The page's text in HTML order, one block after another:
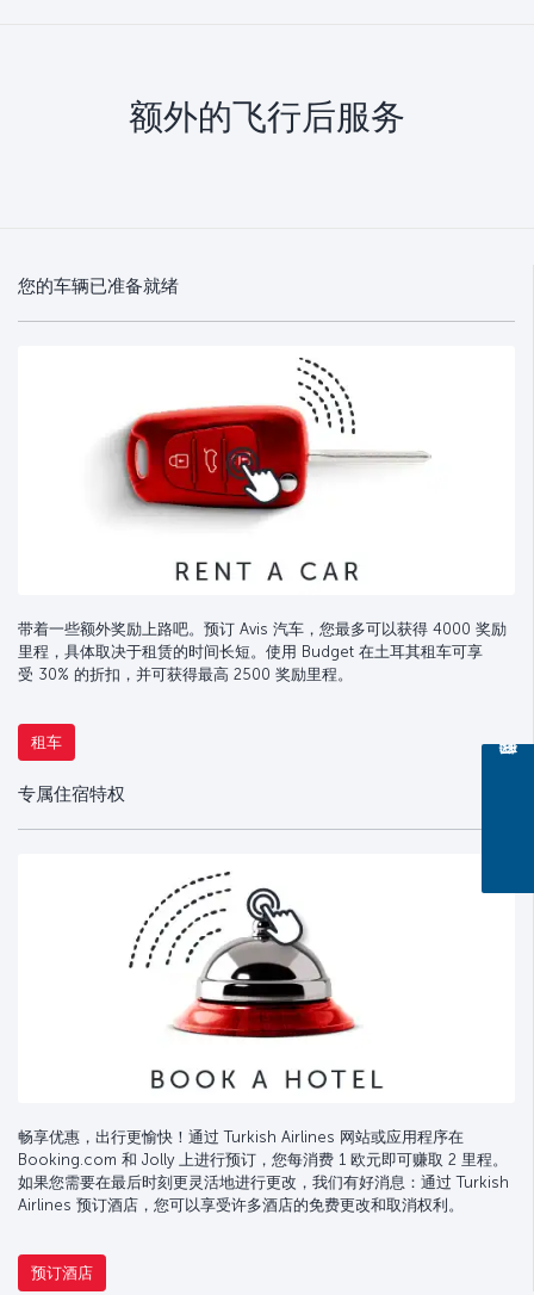
额外的飞行后服务
您的车辆已准备就绪
带着一些额外奖励上路吧。预订 Avis 汽车，您最多可以获得 4000 奖励
里程，具体取决于租赁的时间长短。使用 Budget 在土耳其租车可享
受 30% 的折扣，并可获得最高 2500 奖励里程。
租车
专属住宿特权
畅享优惠，出行更愉快！通过 Turkish Airlines 网站或应用程序在
Booking.com 和 Jolly 上进行预订，您每消费 1 欧元即可赚取 2 里程。
如果您需要在最后时刻更灵活地进行更改，我们有好消息：通过 Turkish
Airlines 预订酒店，您可以享受许多酒店的免费更改和取消权利。
预订酒店